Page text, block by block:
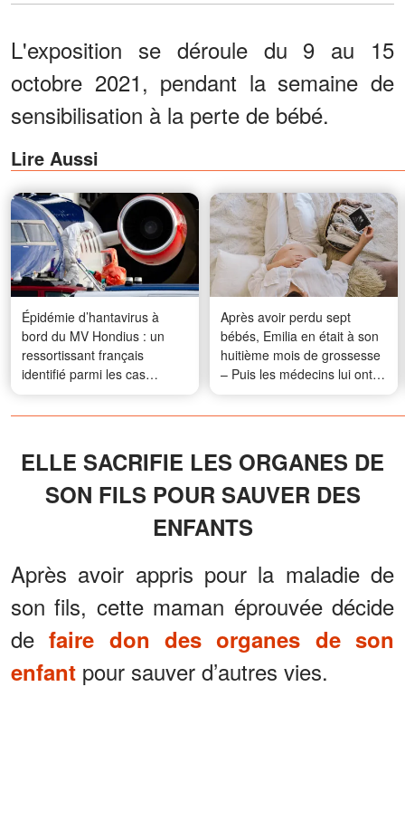
L'exposition se déroule du 9 au 15
octobre 2021, pendant la semaine de
sensibilisation à la perte de bébé.
Lire Aussi
Épidémie d’hantavirus à
bord du MV Hondius : un
ressortissant français
identifié parmi les cas
contacts
Après avoir perdu sept
bébés, Emilia en était à son
huitième mois de grossesse
– Puis les médecins lui ont
imposé un choix déchirant
ELLE SACRIFIE LES ORGANES DE
SON FILS POUR SAUVER DES
ENFANTS
Après avoir appris pour la maladie de
son fils, cette maman éprouvée décide
defaire don des organes de son
enfant pour sauver d’autres vies.